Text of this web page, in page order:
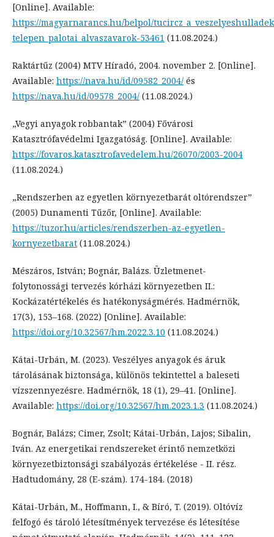
[Online]. Available:
https://magyarnarancs.hu/belpol/
telepen_palotai_alvaszavarok-53461 (11.08.2024.)
Raktártűz (2004) MTV Híradó, 2004. november 2. [Online].
Available: https://nava.hu/id/09582_2004/ és
https://nava.hu/id/09578_2004/ (11.08.2024.)
„Vegyi anyagok robbantak” (2004) Fővárosi
Katasztrófavédelmi Igazgatóság. [Online]. Available:
https://fovaros.katasztrofavedelem.hu/26070/2003-2004
(11.08.2024.)
„Rendszerben az egyetlen környezetbarát oltórendszer”
(2005) Dunamenti Tűzőr, [Online]. Available:
https://tuzor.hu/articles/rendszerben-az-egyetlen-
kornyezetbarat (11.08.2024.)
Mészáros, István; Bognár, Balázs. Üzletmenet-
folytonossági tervezés kórházi környezetben II.:
Kockázatértékelés és hatékonyságmérés. Hadmérnök,
17(3), 153–168. (2022) [Online]. Available:
https://doi.org/10.32567/hm.2022.3.10 (11.08.2024.)
Kátai-Urbán, M. (2023). Veszélyes anyagok és áruk
tárolásának biztonsága, különös tekintettel a baleseti
vízszennyezésre. Hadmérnök, 18 (1), 29–41. [Online].
Available: https://doi.org/10.32567/hm.2023.1.3 (11.08.2024.)
Bognár, Balázs; Cimer, Zsolt; Kátai-Urbán, Lajos; Sibalin,
Iván. Az energetikai rendszereket érintő nemzetközi
környezetbiztonsági szabályozás értékelése - II. rész.
Hadtudomány, 28 (E-szám). 174-184. (2018)
Kátai-Urbán, M., Hoffmann, I., & Bíró, T. (2019). Oltóvíz
felfogó és tároló létesítmények tervezése és létesítése